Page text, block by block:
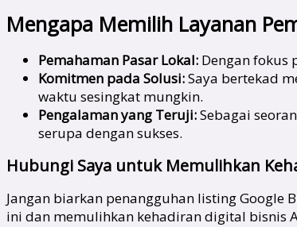
Mengapa Memilih Layanan
Pemahaman Pasar Lokal: Dengan fokus
Komitmen pada Solusi:Saya bertekad
waktu sesingkat mungkin.
Pengalaman yang Teruji:Sebagai
serupa dengan sukses.
Hubungi Saya untuk Memulihkan
Jangan biarkan penangguhan listing Google
ini dan memulihkan kehadiran digital bisnis